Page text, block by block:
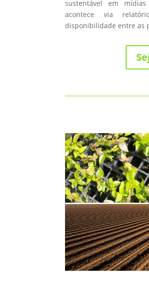
sustentável em
acontece via
disponibilidade entre as